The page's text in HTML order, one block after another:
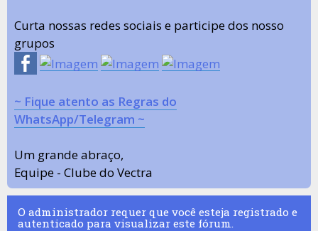
Curta nossas redes sociais e participe dos nosso
grupos
~ Fique atento as Regras do
WhatsApp/Telegram ~
Um grande abraço,
Equipe - Clube do Vectra
O administrador requer que você esteja registrado e
autenticado para visualizar este fórum.